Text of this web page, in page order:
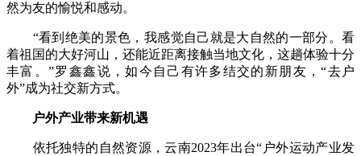
然为友的愉悦和感动。
“看到绝美的景色，我感觉自己就是大自然的一部分。看
着祖国的大好河山，还能近距离接触当地文化，这趟体验十分
丰富。”罗鑫鑫说，如今自己有许多结交的新朋友，“去户
外”成为社交新方式。
户外产业带来新机遇
依托独特的自然资源，云南2023年出台“户外运动产业发